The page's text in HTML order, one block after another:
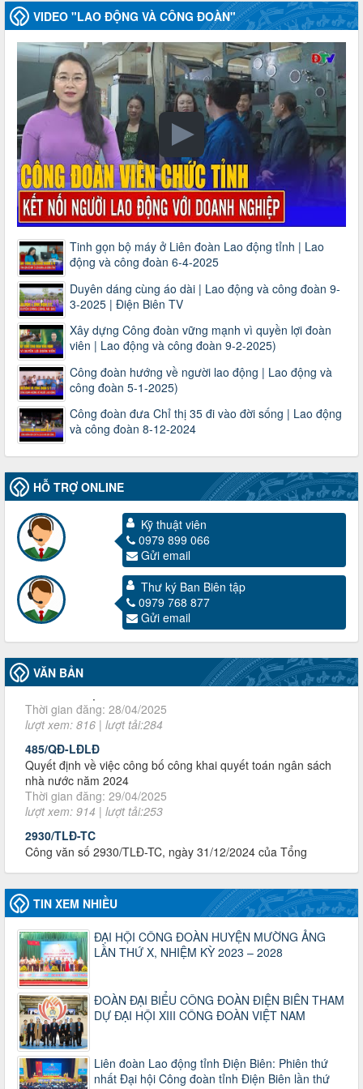
VIDEO "LAO ĐỘNG VÀ CÔNG ĐOÀN"
Tinh gọn bộ máy ở Liên đoàn Lao động tỉnh | Lao
động và công đoàn 6-4-2025
Duyên dáng cùng áo dài | Lao động và công đoàn 9-
3-2025 | Điện Biên TV
Xây dựng Công đoàn vững mạnh vì quyền lợi đoàn
viên | Lao động và công đoàn 9-2-2025)
Công đoàn hướng về người lao động | Lao động và
công đoàn 5-1-2025)
Công đoàn đưa Chỉ thị 35 đi vào đời sống | Lao động
và công đoàn 8-12-2024
HỖ TRỢ ONLINE
Kỹ thuật viên
0979 899 066
Gửi email
Thư ký Ban Biên tập
0979 768 877
Gửi email
VĂN BẢN
3716/TLD-TC
Công văn hướng dẫn công tác quả lý tài chính, tài sản công
đoàn khi đơn vị sát nhập, chấm dứt hoạt động
Thời gian đăng: 13/04/2025
lượt xem: 2001 | lượt tải:719
60/TB-LĐLĐ
Thông báo công khai dự toán thu, chi tài chính công đoàn
Thời gian đăng: 28/04/2025
lượt xem: 816 | lượt tải:284
485/QĐ-LĐLĐ
Quyết định về việc công bố công khai quyết toán ngân sách
nhà nước năm 2024
Thời gian đăng: 29/04/2025
lượt xem: 914 | lượt tải:253
2930/TLĐ-TC
Công văn số 2930/TLĐ-TC, ngày 31/12/2024 của Tổng
LĐLĐ Việt Nam về việc quy định tỷ lệ phân phối tự động
KPCĐ 2% qua tài khoản Công đoàn Việt Nam về các cấp
Công đoàn năm 2025
47-TTCĐ/BTGTU
máy của hệ thống chính trị tinh gọn, hoạt động hiệu lực, hiệu
quả
Thời gian đăng: 25/12/2024
lượt xem: 1219 | lượt tải:339
37/HD-TLĐ
Hướng dẫn Công đoàn với việc tổ chức và hoạt động của
Ban Thanh tra Nhân dân
Thời gian đăng: 27/12/2024
lượt xem: 4939 | lượt tải:1349
TIN XEM NHIỀU
ĐẠI HỘI CÔNG ĐOÀN HUYỆN MƯỜNG ẢNG
LẦN THỨ X, NHIỆM KỲ 2023 – 2028
ĐOÀN ĐẠI BIỂU CÔNG ĐOÀN ĐIỆN BIÊN THAM
DỰ ĐẠI HỘI XIII CÔNG ĐOÀN VIỆT NAM
Liên đoàn Lao động tỉnh Điện Biên: Phiên thứ
nhất Đại hội Công đoàn tỉnh Điện Biên lần thứ